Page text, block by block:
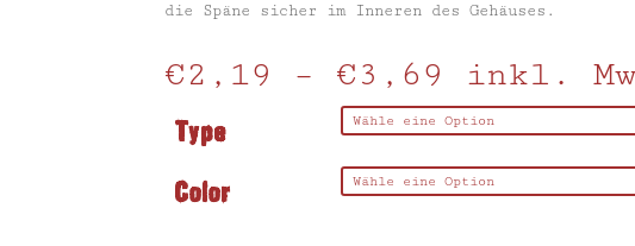
die Späne sicher im Inneren des Gehäuses.
€2,19 – €3,69 inkl.
Type
Color